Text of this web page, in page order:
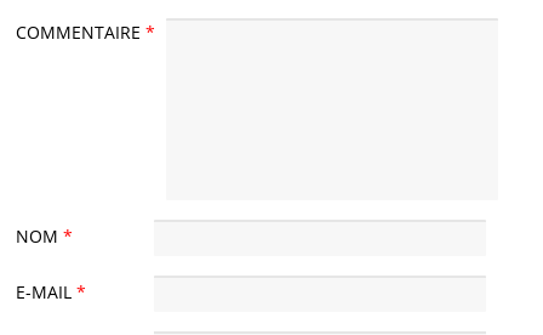
COMMENTAIRE*
NOM*
E-MAIL*